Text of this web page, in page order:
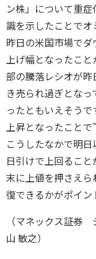
ン株」について重
識を示したことで
昨日の米国市場で
上げ幅となったこ
部の騰落レシオが
き売られ過ぎとな
ったともいえそう
上昇となったことで
こうしたなかで明
日引けで上回るこ
末に上値を押さえ
復できるかがポイン
（マネックス証券
山 敏之）